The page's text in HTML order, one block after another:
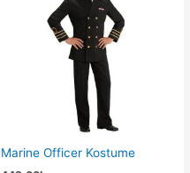
Marine Officer Kostume